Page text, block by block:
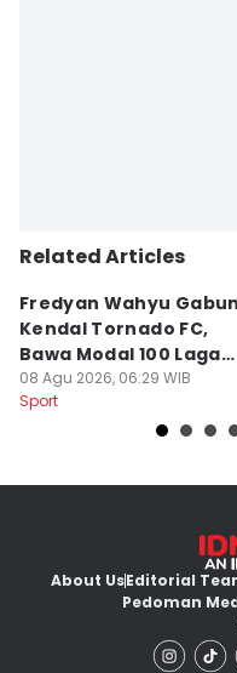
Related Articles
Fredyan Wahyu
Kendal Tornado FC,
Bawa Modal 100 Laga
Liga 1
08 Agu 2026, 06:29 WIB
Sport
About UsEditorial
Pedoman